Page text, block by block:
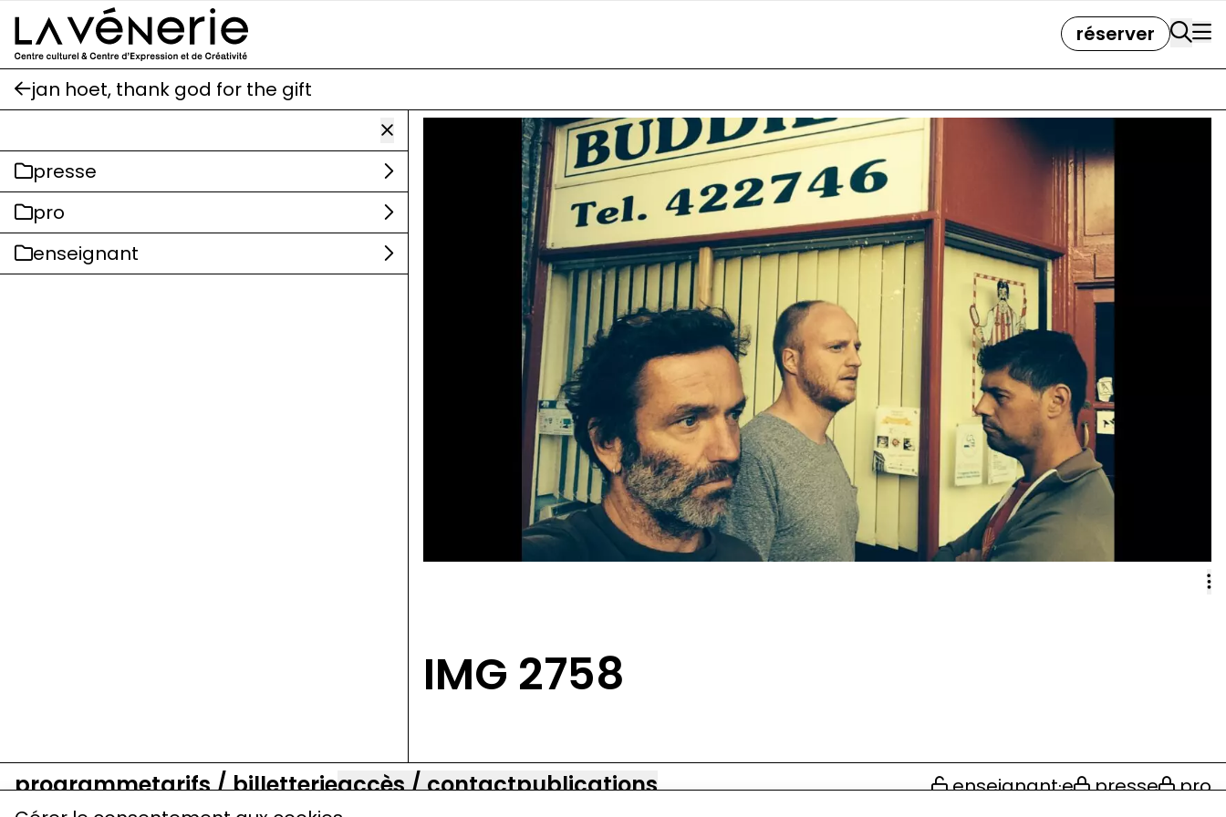
Aller au contenu principal
réserver
jan hoet, thank god for the gift
presse
pro
enseignant
IMG 2758
programmetarifs / billetterieaccès / contactpublications enseignant·e presse pro